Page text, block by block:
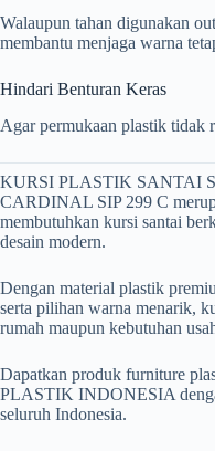
Walaupun tahan digunakan
membantu menjaga warna
Hindari Benturan Keras
Agar permukaan plastik tidak
KURSI PLASTIK SANTAI
CARDINAL SIP 299 C
membutuhkan kursi santai
desain modern.
Dengan material plastik
serta pilihan warna menarik,
rumah maupun kebutuhan
Dapatkan produk furniture
PLASTIK INDONESIA
seluruh Indonesia.